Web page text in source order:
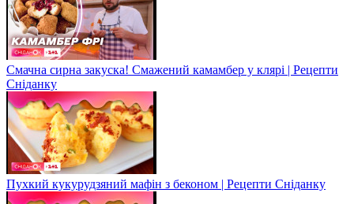
Смачна сирна закуска! Смажений камамбер у клярі | Рецепти
Сніданку
Пухкий кукурудзяний мафін з беконом | Рецепти Сніданку